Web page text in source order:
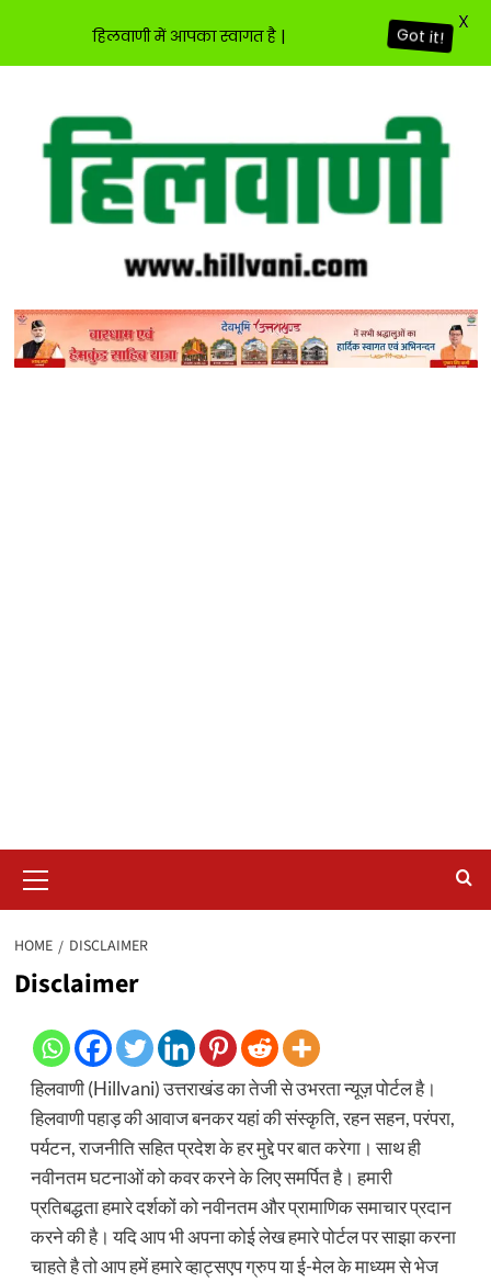
content
Menu
HOME DISCLAIMER
Disclaimer
हिलवाणी (Hillvani) उत्तराखंड का तेजी से उभरता न्यूज़ पोर्टल है।
हिलवाणी पहाड़ की आवाज बनकर यहां की संस्कृति, रहन सहन, परंपरा,
पर्यटन, राजनीति सहित प्रदेश के हर मुद्दे पर बात करेगा। साथ ही
नवीनतम घटनाओं को कवर करने के लिए समर्पित है। हमारी
प्रतिबद्धता हमारे दर्शकों को नवीनतम और प्रामाणिक समाचार प्रदान
करने की है। यदि आप भी अपना कोई लेख हमारे पोर्टल पर साझा करना
चाहते है तो आप हमें हमारे व्हाट्सएप ग्रुप या ई-मेल के माध्यम से भेज
हिलवाणी में आपका स्वागत है | Got it!
X